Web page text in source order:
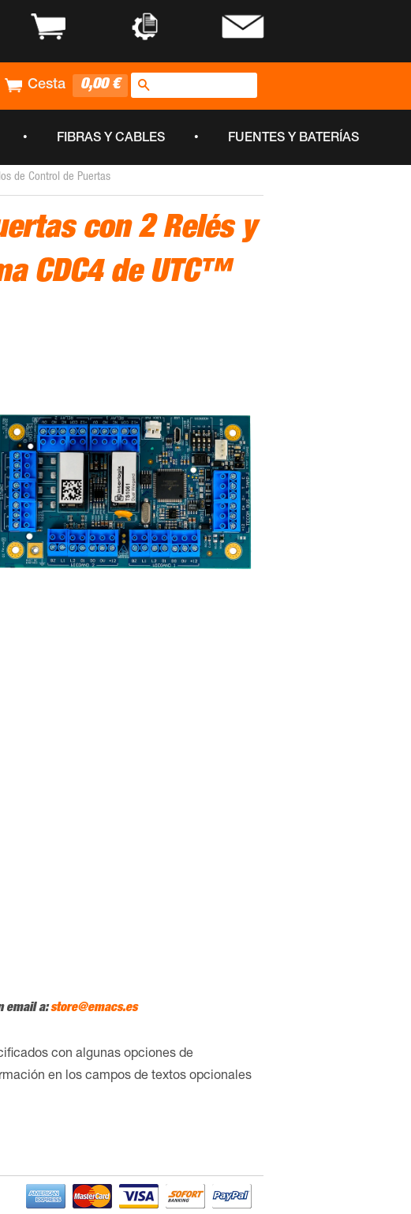
Cesta 0,00 €
• FIBRAS Y CABLES • FUENTES Y BATERÍAS
de Control de Puertas
con 2 Relés y
CDC4 de UTC™
email a:store@emacs.es
con algunas opciones de
en los campos de textos opcionales